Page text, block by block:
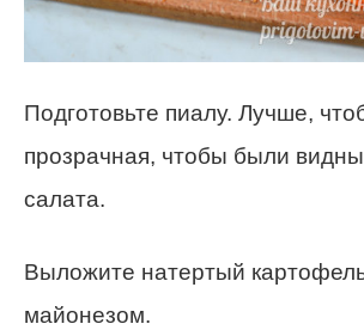
Подготовьте пиалу. Лучше,
прозрачная, чтобы были
салата.
Выложите натертый
майонезом.